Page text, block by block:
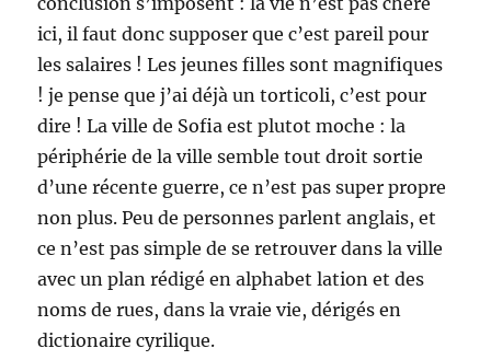
ici, il faut donc supposer que c’est pareil pour
les salaires ! Les jeunes filles sont magnifiques
! je pense que j’ai déjà un torticoli, c’est pour
dire ! La ville de Sofia est plutot moche : la
périphérie de la ville semble tout droit sortie
d’une récente guerre, ce n’est pas super propre
non plus. Peu de personnes parlent anglais, et
ce n’est pas simple de se retrouver dans la ville
avec un plan rédigé en alphabet lation et des
noms de rues, dans la vraie vie, dérigés en
dictionaire cyrilique.